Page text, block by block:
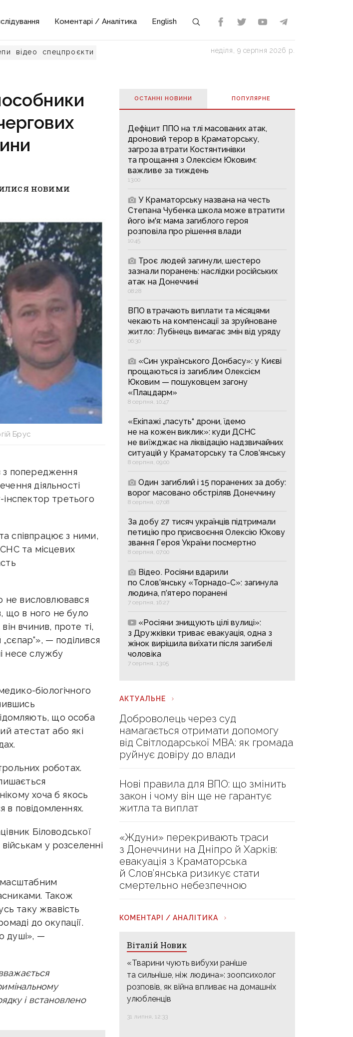
Коментарі / Аналітика English
відео спецпроєкти неділя, 9 серпня 2026 р.
новими
Брус
з попередження
діяльності
третього
співпрацює з ними,
та місцевих
не висловлювався
що в ного не було
вчинив, проте ті,
— поділився
несе службу
біологічного
що особа
атестат або які
роботах.
хоча б якось
в повідомленнях.
Біловодської
у розселенні
Також
таку жвавість
до окупації.
душі», —
і встановлено
ОСТАННІ НОВИНИ ПОПУЛЯРНE
Дефіцит ППО на тлі масованих атак,
дроновий терор в Краматорську,
загроза втрати Костянтинівки
та прощання з Олексієм Юковим:
важливе за тиждень
13:00
У Краматорську названа на честь
Степана Чубенка школа може втратити
його ім'я: мама загиблого героя
розповіла про рішення влади
10:45
Троє людей загинули, шестеро
зазнали поранень: наслідки російських
атак на Донеччині
08:28
ВПО втрачають виплати та місяцями
чекають на компенсації за зруйноване
житло: Лубінець вимагає змін від уряду
06:30
«Син українського Донбасу»: у Києві
прощаються із загиблим Олексієм
Юковим — пошуковцем загону
«Плацдарм»
8 серпня, 10:47
«Екіпажі „пасуть“ дрони, їдемо
не на кожен виклик»: куди ДСНС
не виїжджає на ліквідацію надзвичайних
ситуацій у Краматорську та Слов’янську
8 серпня, 09:00
Один загиблий і 15 поранених за добу:
ворог масовано обстріляв Донеччину
8 серпня, 07:08
За добу 27 тисяч українців підтримали
петицію про присвоєння Олексію Юкову
звання Героя України посмертно
8 серпня, 07:00
Відео. Росіяни вдарили
по Слов’янську «Торнадо-С»: загинула
людина, п’ятеро поранені
7 серпня, 16:27
«Росіяни знищують цілі вулиці»:
з Дружківки триває евакуація, одна з
жінок вирішила виїхати після загибелі
чоловіка
7 серпня, 13:05
АКТУАЛЬНЕ
Доброволець через суд
намагається отримати допомогу
від Світлодарської МВА: як громада
руйнує довіру до влади
Нові правила для ВПО: що змінить
закон і чому він ще не гарантує
житла та виплат
«Ждуни» перекривають траси
з Донеччини на Дніпро й Харків:
евакуація з Краматорська
й Слов’янська ризикує стати
смертельно небезпечною
КОМЕНТАРІ / АНАЛІТИКА
Віталій Новик
«Тварини чують вибухи раніше
та сильніше, ніж людина»: зоопсихолог
розповів, як війна впливає на домашніх
улюбленців
31 липня, 12:33